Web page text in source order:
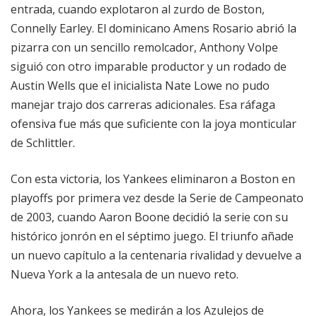
entrada, cuando explotaron al zurdo de Boston,
Connelly Earley. El dominicano Amens Rosario abrió la
pizarra con un sencillo remolcador, Anthony Volpe
siguió con otro imparable productor y un rodado de
Austin Wells que el inicialista Nate Lowe no pudo
manejar trajo dos carreras adicionales. Esa ráfaga
ofensiva fue más que suficiente con la joya monticular
de Schlittler.
Con esta victoria, los Yankees eliminaron a Boston en
playoffs por primera vez desde la Serie de Campeonato
de 2003, cuando Aaron Boone decidió la serie con su
histórico jonrón en el séptimo juego. El triunfo añade
un nuevo capítulo a la centenaria rivalidad y devuelve a
Nueva York a la antesala de un nuevo reto.
Ahora, los Yankees se medirán a los Azulejos de